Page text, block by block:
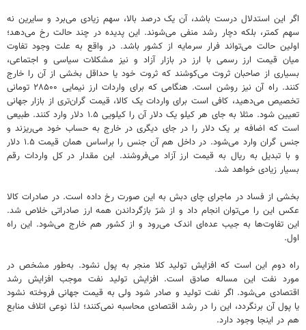
اگر این استدلال درست باشد، آن یک درصد بالا، سهم زیادی می‌برد و سایرین نه
سهم کمتر، بلکه دچار رشد منفی می‌شوند. این پدیده در چند حالت رخ می‌دهد؛
اولین حالت می‌تواند فرار سرمایه از کشور باشد. در واقع به علت وجود تفاوت
میان قیمت ارز رسمی با ارز در بازار آزاد و نیز مشکلات سیاسی و اجتماعی،
بسیاری از صاحبان ثروت می‌کوشند که ثروت خود یا حداقل بخشی از آن را خارج
کنند. راه آن نیز روشن است. هنگامی که برای واردات ارز نیمایی ۲۸۵۰۰ تومانی
تخصیص می‌دهید، کافی است برای واردات یک کالا، قیمت گران‌تری از بازار جهانی
تعیین شود. مثلا به جای هر کیلو یک دلار آن را کیلویی ۱.۵ دلار وارد کنند. طبیعی
است که اضافه بر یک دلار را در جای دیگری در خارج به حساب خود می‌ریزند و
جنس گران وارد می‌شود. در داخل هم آن جنس را براساس همان قیمت ۱.۵ دلار
و با تبدیل به ریال به قیمت ارز آزاد می‌فروشند. این مقدار در کل واردات رقم
بسیار زیادی خواهد شد.
بخشی از فساد در ماجرای چای دبش به این صورت رخ داده است. در صادرات کالا
عکس این را می‌توان انجام داد و از شرّ بازگرداندن همه ارز صادراتی خلاص شد.
این تفاوت‌ها به جیب عده‌ای اندک می‌رود و از کشور هم خارج می‌شود. این راه
اول.
راه دوم این است که افزایش تولید کلا منجر به پول نشود. به‌طور مشخص در
مورد نفت این مساله صادق است. افزایش تولید نفت موجب افزایش رشد
اقتصادی می‌شود. اگر نفت تولید و صادر شود ولی به قیمت جهانی فروخته نشود
یا پول آن برنگردد، این را در رشد اقتصادی محاسبه نمی‌کنند؛ لذا نوعی اتلاف منابع
هم در اینجا وجود دارد.